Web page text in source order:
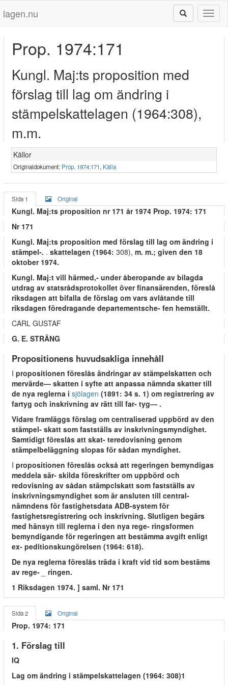
lagen.nu
Prop. 1974:171
Kungl. Maj:ts proposition med
förslag till lag om ändring i
stämpelskattelagen (1964:308),
m.m.
Källor
Originaldokument: Prop. 1974:171, Källa
Sida 1 Original
Kungl. Maj:ts proposition nr 171 år 1974 Prop. 1974: 171
Nr 171
Kungl. Maj:ts proposition med förslag till lag om ändring i
stämpel-. . skattelagen (1964: 308), m. m.; given den 18
oktober 1974.
Kungl. Maj:t vill härmed,- under åberopande av bilagda
utdrag av statsrådsprotokollet över finansärenden, föreslå
riksdagen att bifalla de förslag om vars avlåtande till
riksdagen föredragande departementsche- fen hemställt.
CARL GUSTAF
G. E. STRÄNG
Propositionens huvudsakliga innehåll
I propositionen föreslås ändringar av stämpelskatten och
mervärde— skatten i syfte att anpassa nämnda skatter till
de nya reglerna i sjölagen (1891: 34 s. 1) om registrering av
fartyg och inskrivning av rätt till far- tyg— .
Vidare framläggs förslag om centraliserad uppbörd av den
stämpel- skatt som fastställs av inskrivningsmyndighet.
Samtidigt föreslås att skat- teredovisning genom
stämpelbeläggning slopas för sådan myndighet.
I propositionen föreslås också att regeringen bemyndigas
meddela sär- skilda föreskrifter om uppbörd och
redovisning av sådan stämpclskatt som fastställs av
inskrivningsmyndighet som är ansluten till central-
nämndens för fastighetsdata ADB-system för
fastighetsregistrering och inskrivning. Slutligen begärs
med hänsyn till reglerna i den nya rege- ringsformen
bemyndigande för regeringen att bestämma avgift enligt
ex- peditionskungörelsen (1964: 618).
De nya reglerna föreslås träda i kraft vid tid som bestäms
av rege-
ringen.
1 Riksdagen 1974. ] saml. Nr 171
Sida 2 Original
Prop. 1974: 171
1. Förslag till
IQ
Lag om ändring i stämpelskattelagen (1964: 308)1